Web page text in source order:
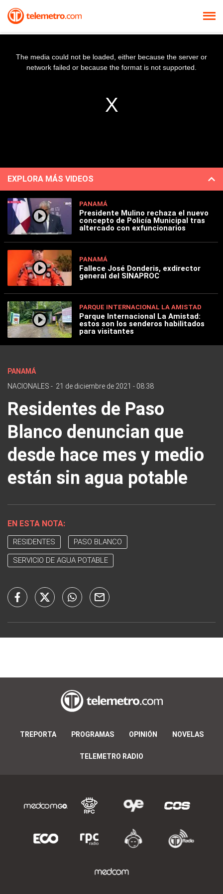
The media could not be loaded, either because the server or
network failed or because the format is not supported.
EXPLORA MÁS VIDEOS
PANAMÁ
Presidente Mulino rechaza el nuevo
concepto de Policía Municipal tras
altercado con exfuncionarios
PANAMÁ
Fallece José Donderis, exdirector
general del SINAPROC
PARQUE INTERNACIONAL LA AMISTAD
Parque Internacional La Amistad:
estos son los senderos habilitados
para visitantes
PANAMÁ
NACIONALES - 21 de diciembre de 2021 - 08:38
Residentes de Paso
Blanco denuncian que
desde hace mes y medio
están sin agua potable
EN ESTA NOTA:
RESIDENTES PASO BLANCO
SERVICIO DE AGUA POTABLE
TREPORTA PROGRAMAS OPINIÓN NOVELAS
TELEMETRO RADIO